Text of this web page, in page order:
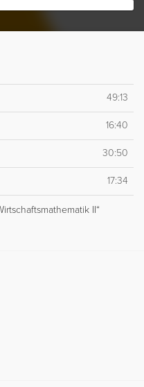
49:13
16:40
30:50
17:34
II“